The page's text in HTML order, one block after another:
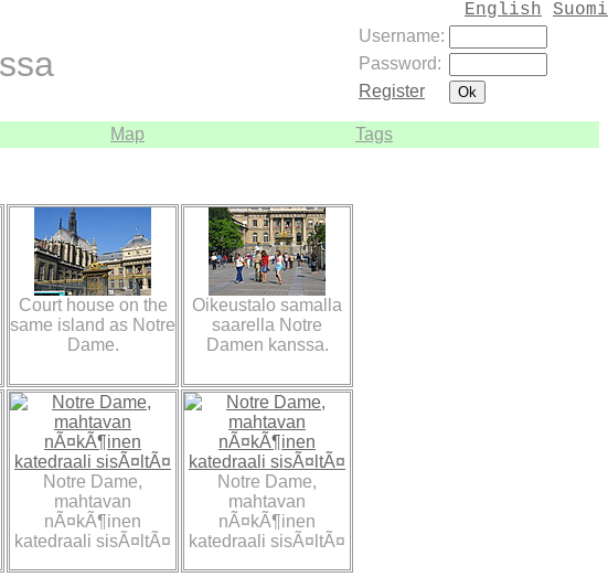
Username:
Password:
Register
Map Tags
Court house on the
same island as Notre
Dame.
Oikeustalo samalla
saarella Notre
Damen kanssa.
Notre Dame,
mahtavan
nÃ¤kÃ¶inen
katedraali sisÃ¤ltÃ¤
Notre Dame,
mahtavan
nÃ¤kÃ¶inen
katedraali sisÃ¤ltÃ¤
English Suomi